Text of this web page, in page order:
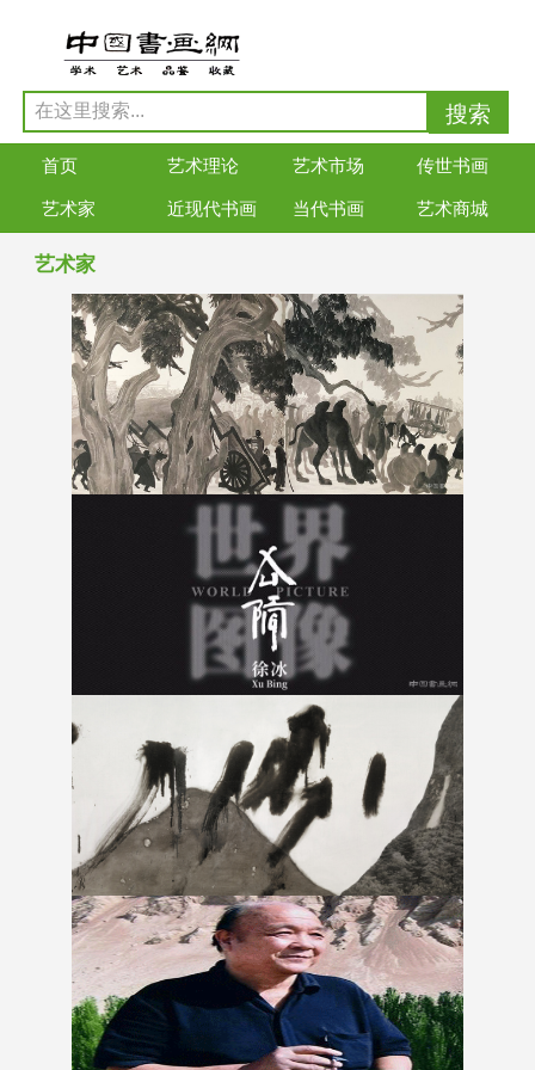
首页 艺术理论 艺术市场 传世书画
艺术家 近现代书画 当代书画 艺术商城
艺术家